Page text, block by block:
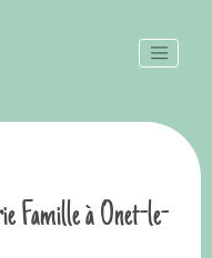
Famille à Onet-le-